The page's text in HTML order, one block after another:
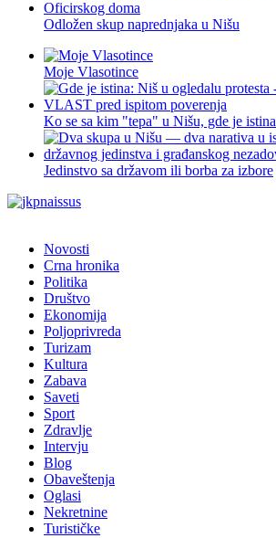
Odložen skup naprednjaka u Nišu
Moje Vlasotince
Ko se sa kim "tepa" u Nišu, gde je istina
Jedinstvo sa državom ili borba za izbore
Novosti
Crna hronika
Politika
Društvo
Ekonomija
Poljoprivreda
Turizam
Kultura
Zabava
Saveti
Sport
Zdravlje
Intervju
Blog
Obaveštenja
Oglasi
Nekretnine
Turističke